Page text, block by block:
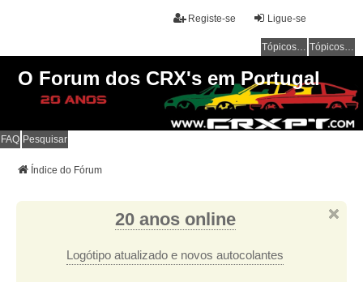
Ligue-se
Registe-se
Tópicos sem resposta Tópicos ativos
O Forum dos CRX's em Portugal
FAQ Pesquisar
Índice do Fórum
20 anos online
Logótipo atualizado e novos autocolantes